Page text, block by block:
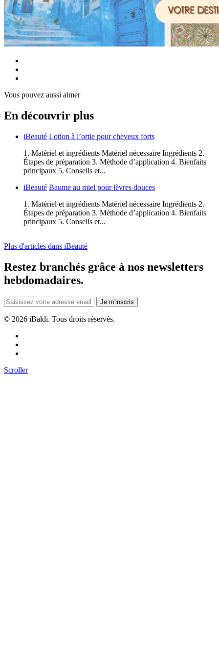
Vous pouvez aussi aimer
En découvrir plus
iBeauté Lotion à l’ortie pour cheveux forts
1. Matériel et ingrédients Matériel nécessaire Ingrédients 2.
Étapes de préparation 3. Méthode d’application 4. Bienfaits
principaux 5. Conseils et...
iBeauté Baume au miel pour lèvres douces
1. Matériel et ingrédients Matériel nécessaire Ingrédients 2.
Étapes de préparation 3. Méthode d’application 4. Bienfaits
principaux 5. Conseils et...
Plus d'articles dans iBeauté
Restez branchés grâce à nos newsletters
hebdomadaires.
Je m'inscris
© 2026 iBaldi. Tous droits réservés.
Scroller